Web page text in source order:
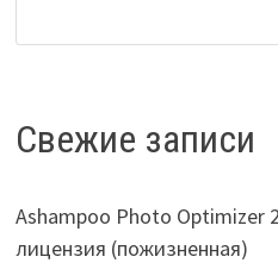
Свежие записи
Ashampoo Photo Optimizer
лицензия (пожизненная)